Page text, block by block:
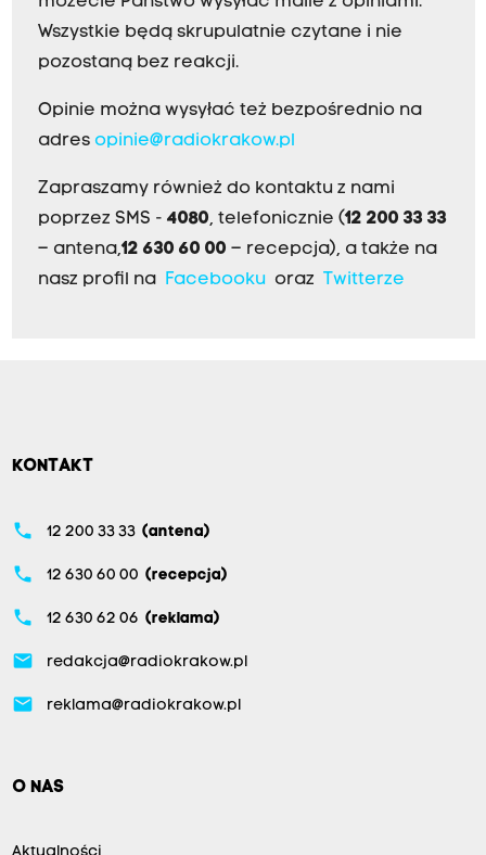
Wszystkie będą skrupulatnie czytane i nie
pozostaną bez reakcji.
Opinie można wysyłać też bezpośrednio na
adres opinie@radiokrakow.pl
Zapraszamy również do kontaktu z nami
poprzez SMS - 4080, telefonicznie (12 200 33 33
– antena,12 630 60 00 – recepcja), a także na
nasz profil na Facebookuoraz Twitterze
KONTAKT
phone 12 200 33 33 (antena)
phone 12 630 60 00 (recepcja)
phone 12 630 62 06 (reklama)
email redakcja@radiokrakow.pl
email reklama@radiokrakow.pl
O NAS